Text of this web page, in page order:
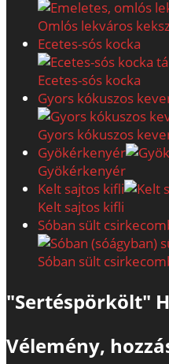
Omlós lekváros
Ecetes-sós kocka
Ecetes-sós kocka
Gyors kókuszos
Gyors kókuszos
Gyökérkenyér
Gyökérkenyér
Kelt sajtos kifli
Kelt sajtos kifli
Sóban sült
Sóban sült
"Sertéspörkölt"
Vélemény,